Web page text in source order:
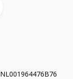
NL001964476B76